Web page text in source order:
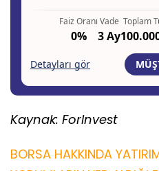
Kaynak: ForInvest
BORSA HAKKINDA